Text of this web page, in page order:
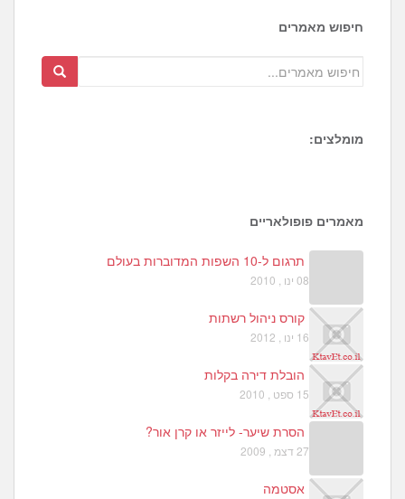
חיפוש מאמרים
מומלצים:
3
מאמרים פופולאריים
תרגום ל-10 השפות המדוברות בעולם
08 ינו , 2010
קורס ניהול רשתות
16 ינו , 2012
הובלת דירה בקלות
15 ספט , 2010
הסרת שיער- לייזר או קרן אור?
27 דצמ , 2009
אסטמה